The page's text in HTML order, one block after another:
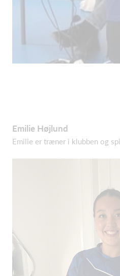
Emilie Højlund
Emilie er træner i klubben og